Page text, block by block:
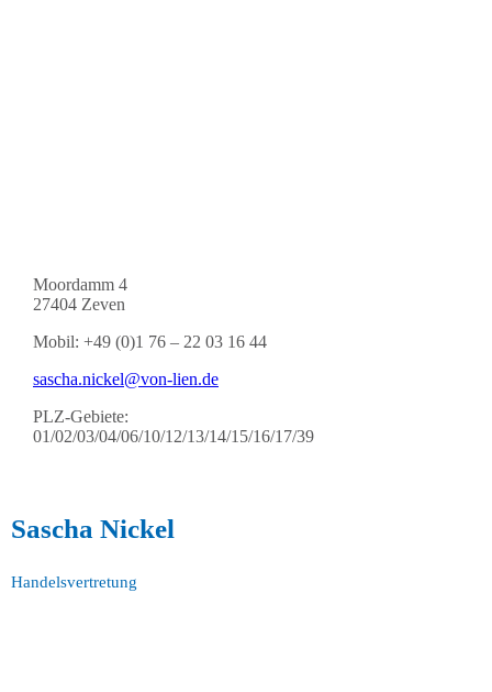
Moordamm 4
27404 Zeven
Mobil: +49 (0)1 76 – 22 03 16 44
sascha.nickel@von-lien.de
PLZ-Gebiete:
01/02/03/04/06/10/12/13/14/15/16/17/39
Sascha Nickel
Handelsvertretung